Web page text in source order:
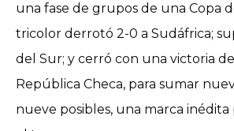
una fase de grupos de una Copa
tricolor derrotó 2-0 a Sudáfrica;
del Sur; y cerró con una victoria
República Checa, para sumar
nueve posibles, una marca inédita